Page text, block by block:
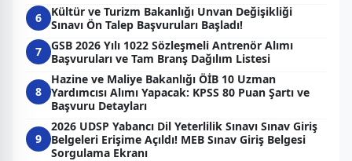
6
Kültür ve Turizm Bakanlığı Unvan Değişikliği
Sınavı Ön Talep Başvuruları Başladı!
7
GSB 2026 Yılı 1022 Sözleşmeli Antrenör Alımı
Başvuruları ve Tam Branş Dağılım Listesi
8
Hazine ve Maliye Bakanlığı ÖİB 10 Uzman
Yardımcısı Alımı Yapacak: KPSS 80 Puan Şartı ve
Başvuru Detayları
9
2026 UDSP Yabancı Dil Yeterlilik Sınavı Sınav Giriş
Belgeleri Erişime Açıldı! MEB Sınav Giriş Belgesi
Sorgulama Ekranı